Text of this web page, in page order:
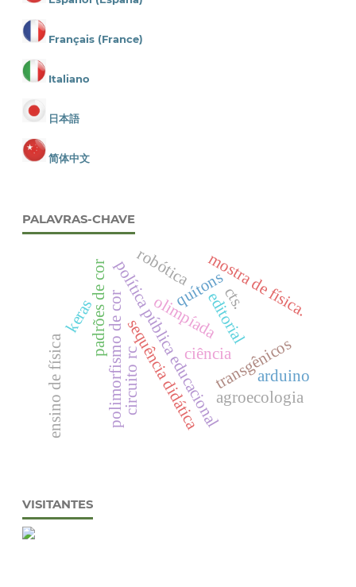
Français (France)
Italiano
日本語
简体中文
PALAVRAS-CHAVE
editorial
olimpíada
política pública educacional
padrões de corpolimorfismo de cor
quítons
robótica
keras mostra de física.
sequência didáticatransgênicos
cts.
agroecologia
ensino de física
ciência
arduino
circuito rc
VISITANTES